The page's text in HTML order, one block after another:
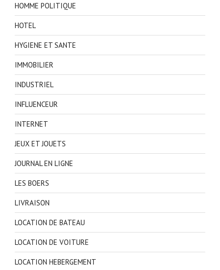
HOMME POLITIQUE
HOTEL
HYGIENE ET SANTE
IMMOBILIER
INDUSTRIEL
INFLUENCEUR
INTERNET
JEUX ET JOUETS
JOURNAL EN LIGNE
LES BOERS
LIVRAISON
LOCATION DE BATEAU
LOCATION DE VOITURE
LOCATION HEBERGEMENT